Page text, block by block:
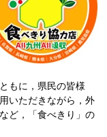
もに，県民の皆様
いただきながら，外
ど，「食べきり」の